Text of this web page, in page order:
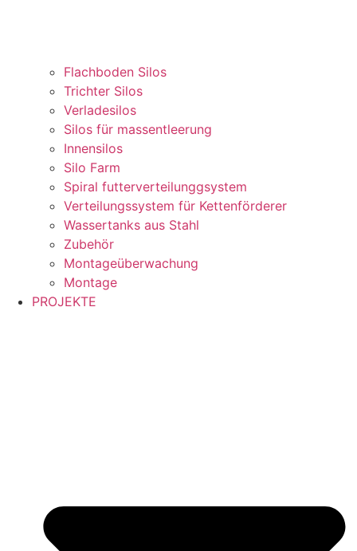
Flachboden Silos
Trichter Silos
Verladesilos
Silos für massentleerung
Innensilos
Silo Farm
Spiral futterverteilunggsystem
Verteilungssystem für Kettenförderer
Wassertanks aus Stahl
Zubehör
Montageüberwachung
Montage
PROJEKTE